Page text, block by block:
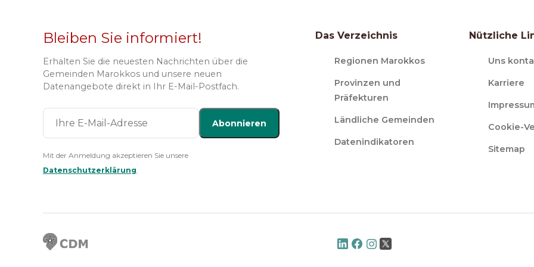
Bleiben Sie informiert!
Erhalten Sie die neuesten Nachrichten über die
Gemeinden Marokkos und unsere neuen
Datenangebote direkt in Ihr E-Mail-Postfach.
Abonnieren
Mit der Anmeldung akzeptieren Sie unsere
Datenschutzerklärung.
Das Verzeichnis
Regionen Marokkos
Provinzen und
Präfekturen
Ländliche Gemeinden
Datenindikatoren
Nützliche
Uns
Karriere
Cookie-
Sitemap